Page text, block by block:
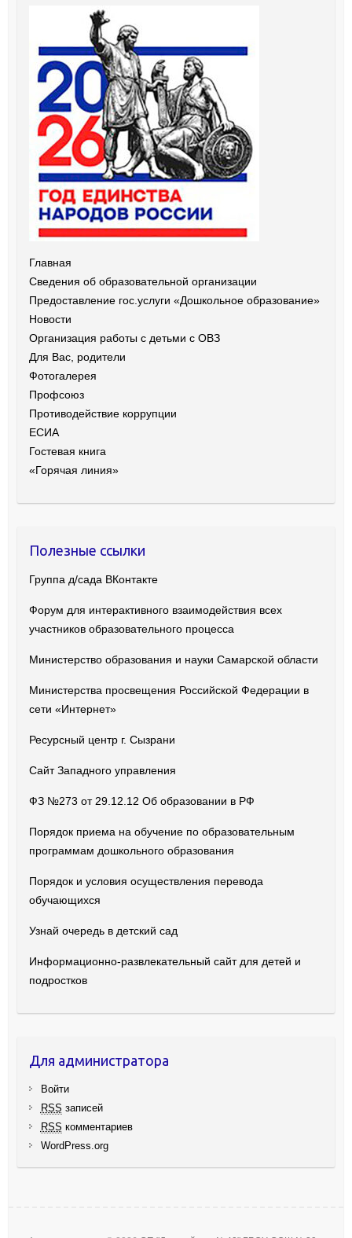
Главная
Сведения об образовательной организации
Предоставление гос.услуги «Дошкольное образование»
Новости
Организация работы с детьми с ОВЗ
Для Вас, родители
Фотогалерея
Профсоюз
Противодействие коррупции
ЕСИА
Гостевая книга
«Горячая линия»
Полезные ссылки
Группа д/сада ВКонтакте
Форум для интерактивного взаимодействия всех
участников образовательного процесса
Министерство образования и науки Самарской области
Министерства просвещения Российской Федерации в
сети «Интернет»
Ресурсный центр г. Сызрани
Сайт Западного управления
ФЗ №273 от 29.12.12 Об образовании в РФ
Порядок приема на обучение по образовательным
программам дошкольного образования
Порядок и условия осуществления перевода
обучающихся
Узнай очередь в детский сад
Информационно-развлекательный сайт для детей и
подростков
Для администратора
Войти
RSS записей
RSS комментариев
WordPress.org